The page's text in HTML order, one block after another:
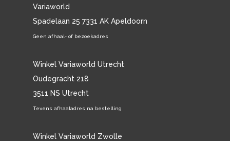
Variaworld
Spadelaan 25 7331 AK Apeldoorn
Geen afhaal- of bezoekadres
Winkel Variaworld Utrecht
Oudegracht 218
3511 NS Utrecht
Tevens afhaaladres na bestelling
Winkel Variaworld Zwolle